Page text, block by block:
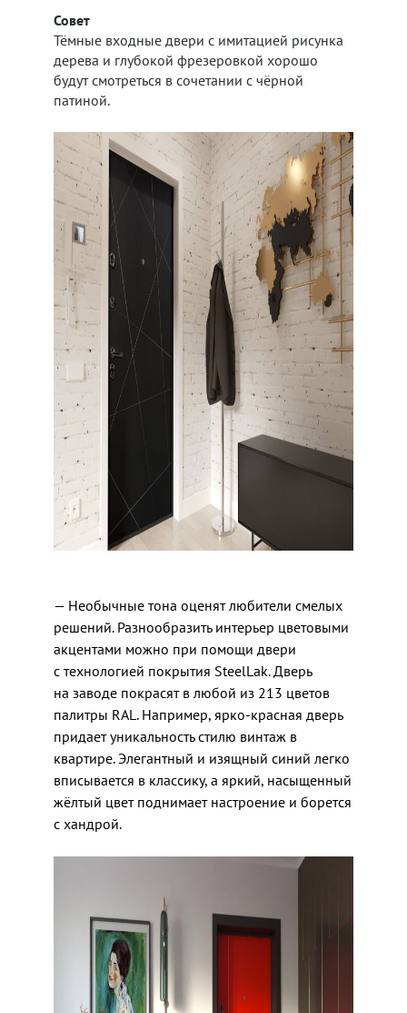
Совет
Тёмные входные двери с имитацией рисунка
дерева и глубокой фрезеровкой хорошо
будут смотреться в сочетании с чёрной
патиной.
— Необычные тона оценят любители смелых
решений. Разнообразить интерьер цветовыми
акцентами можно при помощи двери
с технологией покрытия SteelLak. Дверь
на заводе покрасят в любой из 213 цветов
палитры RAL. Например, ярко-красная дверь
придает уникальность стилю винтаж в
квартире. Элегантный и изящный синий легко
вписывается в классику, а яркий, насыщенный
жёлтый цвет поднимает настроение и борется
с хандрой.